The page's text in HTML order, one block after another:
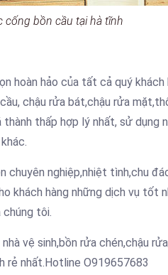
cống bồn cầu tại hà tĩnh
hoàn hảo của tất cả quý
chậu rửa bát,chậu rửa
thấp hợp lý nhất, sử dụng
chuyên nghiệp,nhiệt tình,chu
khách hàng những dịch vụ tốt
chúng tôi.
vệ sinh,bồn rửa chén,chậu
rẻ nhất.Hotline O919657683